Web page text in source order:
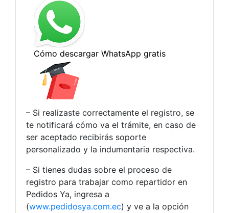
– Si realizaste correctamente el registro, se
te notificará cómo va el trámite, en caso de
ser aceptado recibirás soporte
personalizado y la indumentaria respectiva.
– Si tienes dudas sobre el proceso de
registro para trabajar como repartidor en
Pedidos Ya, ingresa a
(www.pedidosya.com.ec) y ve a la opción